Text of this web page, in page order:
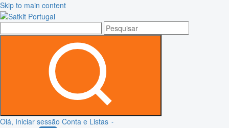
Skip to main content
Olá, Iniciar sessão Conta e Listas